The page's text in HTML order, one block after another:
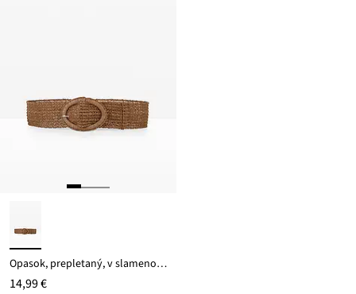
Opasok, prepletaný, v slamenom vzhľade
14,99 €